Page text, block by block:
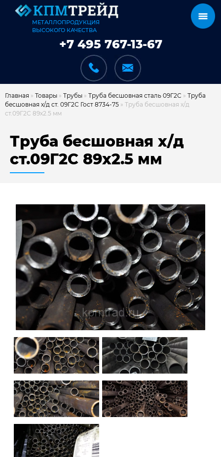
МЕТАЛЛОПРОДУКЦИЯ
ВЫСОКОГО КАЧЕСТВА
+7 495 767-13-67
ДОСТАВКА И ОПЛАТА
НАШИ ОБЪЕКТЫ
ОТЗЫВЫ
О НАС
БЛОГ
КОНТАКТЫ
Главная » Товары » Трубы » Труба бесшовная сталь 09Г2С » Труба
бесшовная х/д ст. 09Г2С Гост 8734-75 » Труба бесшовная х/д
ст.09Г2С 89х2.5 мм
Труба бесшовная х/д
ст.09Г2С 89х2.5 мм